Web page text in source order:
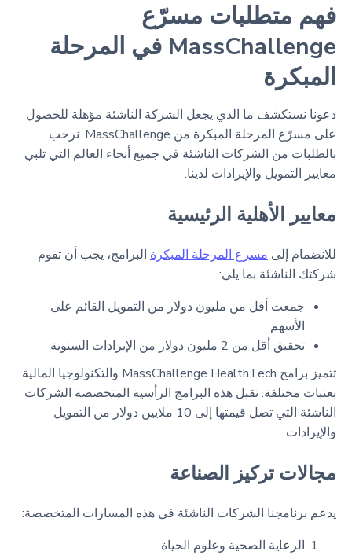
فهم متطلبات مسرّع
MassChallenge في المرحلة
المبكرة
دعونا نستكشف ما الذي يجعل الشركة الناشئة مؤهلة للحصول
على مسرّع المرحلة المبكرة من MassChallenge. نرحب
بالطلبات من الشركات الناشئة في جميع أنحاء العالم التي تلبي
معايير التمويل والإيرادات لدينا.
معايير الأهلية الرئيسية
للانضمام إلى مسرع المرحلة المبكرة البرامج، يجب أن تقوم
شركتك الناشئة بما يلي:
جمعت أقل من مليون دولار من التمويل القائم على
الأسهم
تحقيق أقل من 2 مليون دولار من الإيرادات السنوية
تتميز برامج MassChallenge HealthTech والتكنولوجيا المالية
بعتبات مختلفة. تقبل هذه البرامج الرأسية المتخصصة الشركات
الناشئة التي تصل قيمتها إلى 10 ملايين دولار من التمويل
والإيرادات.
مجالات تركيز الصناعة
يدعم برنامجنا الشركات الناشئة في هذه المسارات المتخصصة:
الرعاية الصحية وعلوم الحياة